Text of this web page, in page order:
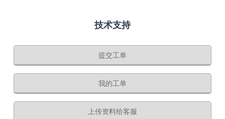
技术支持
提交工单
我的工单
上传资料给客服